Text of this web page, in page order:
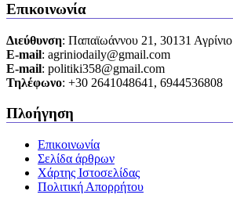
Επικοινωνία
Διεύθυνση: Παπαϊωάννου 21, 30131 Αγρίνιο
Ε-mail: agriniodaily@gmail.com
Ε-mail: politiki358@gmail.com
Τηλέφωνο: +30 2641048641, 6944536808
Πλοήγηση
Επικοινωνία
Σελίδα άρθρων
Χάρτης Ιστοσελίδας
Πολιτική Απορρήτου